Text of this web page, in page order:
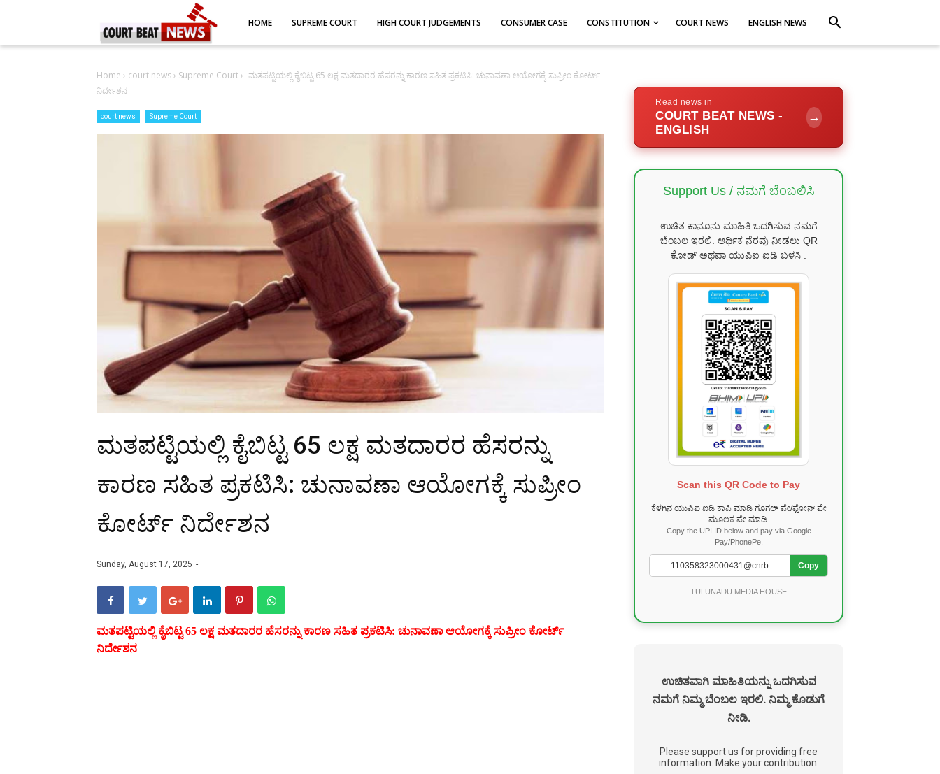
HOME SUPREME COURT HIGH COURT JUDGEMENTS CONSUMER CASE CONSTITUTION COURT NEWS ENGLISH NEWS search
Home › court news› Supreme Court› ಮತಪಟ್ಟಿಯಲ್ಲಿ ಕೈಬಿಟ್ಟ 65 ಲಕ್ಷ ಮತದಾರರ ಹೆಸರನ್ನು ಕಾರಣ ಸಹಿತ ಪ್ರಕಟಿಸಿ: ಚುನಾವಣಾ ಆಯೋಗಕ್ಕೆ ಸುಪ್ರೀಂ ಕೋರ್ಟ್
ನಿರ್ದೇಶನ
court news Supreme Court
ಮತಪಟ್ಟಿಯಲ್ಲಿ ಕೈಬಿಟ್ಟ 65 ಲಕ್ಷ ಮತದಾರರ ಹೆಸರನ್ನು
ಕಾರಣ ಸಹಿತ ಪ್ರಕಟಿಸಿ: ಚುನಾವಣಾ ಆಯೋಗಕ್ಕೆ ಸುಪ್ರೀಂ
ಕೋರ್ಟ್ ನಿರ್ದೇಶನ
Sunday, August 17, 2025
ಮತಪಟ್ಟಿಯಲ್ಲಿ ಕೈಬಿಟ್ಟ 65 ಲಕ್ಷ ಮತದಾರರ ಹೆಸರನ್ನು ಕಾರಣ ಸಹಿತ ಪ್ರಕಟಿಸಿ: ಚುನಾವಣಾ ಆಯೋಗಕ್ಕೆ ಸುಪ್ರೀಂ ಕೋರ್ಟ್
ನಿರ್ದೇಶನ
Read news in
COURT BEAT NEWS -
ENGLISH
→
Support Us / ನಮಗೆ ಬೆಂಬಲಿಸಿ
ಉಚಿತ ಕಾನೂನು ಮಾಹಿತಿ ಒದಗಿಸುವ ನಮಗೆ
ಬೆಂಬಲ ಇರಲಿ. ಆರ್ಥಿಕ ನೆರವು ನೀಡಲು QR
ಕೋಡ್ ಅಥವಾ ಯುಪಿಐ ಐಡಿ ಬಳಸಿ .
Scan this QR Code to Pay
ಕೆಳಗಿನ ಯುಪಿಐ ಐಡಿ ಕಾಪಿ ಮಾಡಿ ಗೂಗಲ್ ಪೇ/ಫೋನ್ ಪೇ
ಮೂಲಕ ಪೇ ಮಾಡಿ.
Copy the UPI ID below and pay via Google
Pay/PhonePe.
Copy
TULUNADU MEDIA HOUSE
ಉಚಿತವಾಗಿ ಮಾಹಿತಿಯನ್ನು ಒದಗಿಸುವ
ನಮಗೆ ನಿಮ್ಮ ಬೆಂಬಲ ಇರಲಿ. ನಿಮ್ಮ ಕೊಡುಗೆ
ನೀಡಿ.
Please support us for providing free
information. Make your contribution.